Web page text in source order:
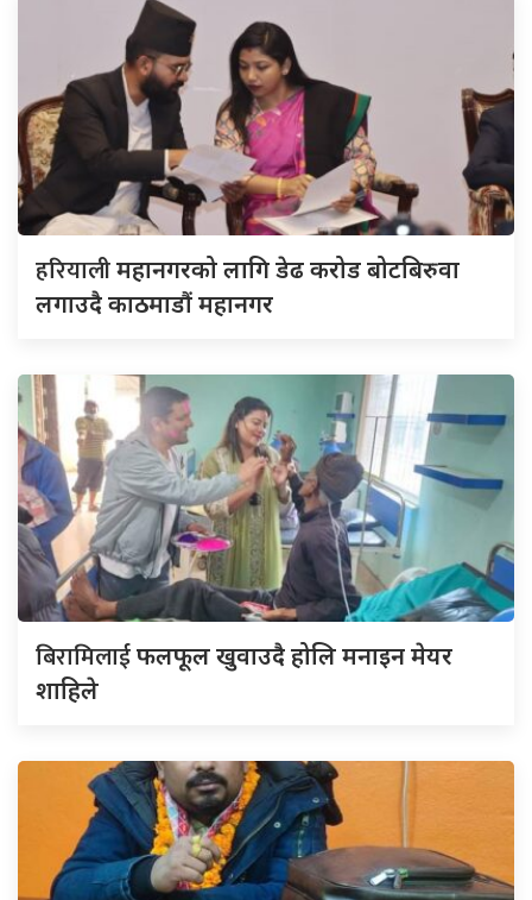
हरियालीमहानगरको लागि डेढ करोड बोटबिरुवा
लगाउदै काठमाडौं महानगर
बिरामिलाईफलफूल खुवाउदै होलि मनाइन मेयर
शाहिले